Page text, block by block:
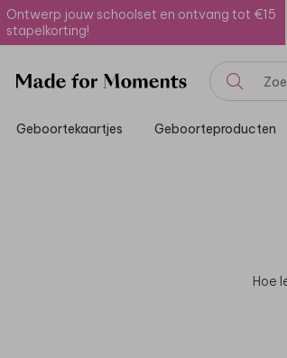
Ontwerp jouw schoolset en ontvang tot €15
stapelkorting!
Geboortekaartjes Geboorteproducten
Hoe